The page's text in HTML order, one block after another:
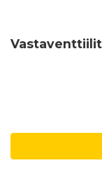
Vastaventtiilit